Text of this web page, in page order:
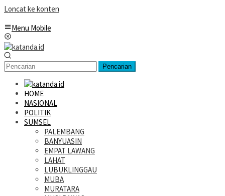
Loncat ke konten
Menu Mobile
Pencarian
HOME
NASIONAL
POLITIK
SUMSEL
PALEMBANG
BANYUASIN
EMPAT LAWANG
LAHAT
LUBUKLINGGAU
MUBA
MURATARA